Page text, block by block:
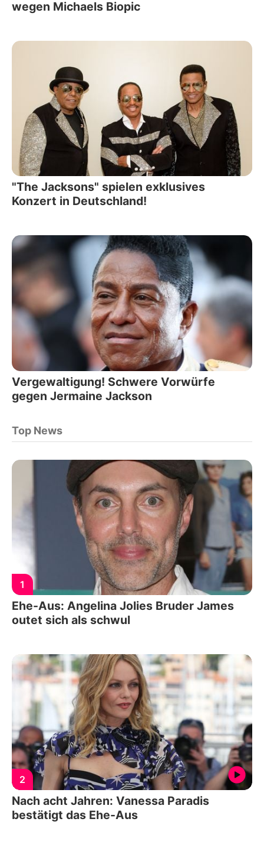
wegen Michaels Biopic
"The Jacksons" spielen exklusives
Konzert in Deutschland!
Vergewaltigung! Schwere Vorwürfe
gegen Jermaine Jackson
Top News
1
Ehe-Aus: Angelina Jolies Bruder James
outet sich als schwul
2
Nach acht Jahren: Vanessa Paradis
bestätigt das Ehe-Aus